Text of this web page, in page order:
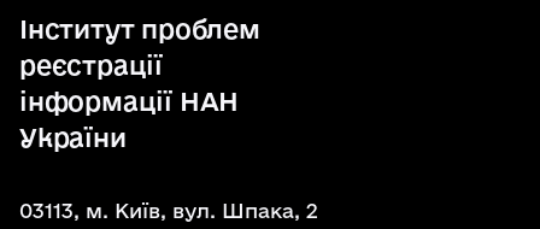
Інститут проблем
реєстрації
інформації НАН
України
03113, м. Київ, вул. Шпака, 2